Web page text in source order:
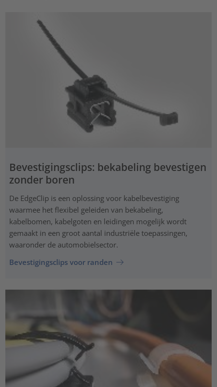
Bevestigingsclips: bekabeling bevestigen
zonder boren
De EdgeClip is een oplossing voor kabelbevestiging
waarmee het flexibel geleiden van bekabeling,
kabelbomen, kabelgoten en leidingen mogelijk wordt
gemaakt in een groot aantal industriële toepassingen,
waaronder de automobielsector.
Bevestigingsclips voor randen